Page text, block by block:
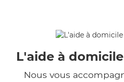
L'aide à
Nous vous